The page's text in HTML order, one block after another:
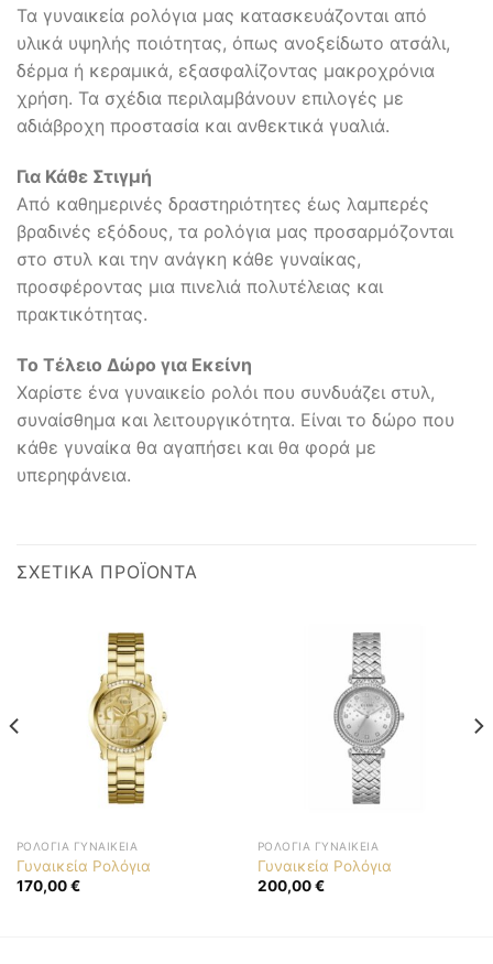
Τα γυναικεία ρολόγια μας κατασκευάζονται από
υλικά υψηλής ποιότητας, όπως ανοξείδωτο ατσάλι,
δέρμα ή κεραμικά, εξασφαλίζοντας μακροχρόνια
χρήση. Τα σχέδια περιλαμβάνουν επιλογές με
αδιάβροχη προστασία και ανθεκτικά γυαλιά.
Για Κάθε Στιγμή
Από καθημερινές δραστηριότητες έως λαμπερές
βραδινές εξόδους, τα ρολόγια μας προσαρμόζονται
στο στυλ και την ανάγκη κάθε γυναίκας,
προσφέροντας μια πινελιά πολυτέλειας και
πρακτικότητας.
Το Τέλειο Δώρο για Εκείνη
Χαρίστε ένα γυναικείο ρολόι που συνδυάζει στυλ,
συναίσθημα και λειτουργικότητα. Είναι το δώρο που
κάθε γυναίκα θα αγαπήσει και θα φορά με
υπερηφάνεια.
ΣΧΕΤΙΚΆ ΠΡΟΪΌΝΤΑ
ΡΟΛΌΓΙΑ ΓΥΝΑΙΚΕΊΑ
Γυναικεία Ρολόγια
170,00€
ΡΟΛΌΓΙΑ ΓΥΝΑΙΚΕΊΑ
Γυναικεία Ρολόγια
200,00€